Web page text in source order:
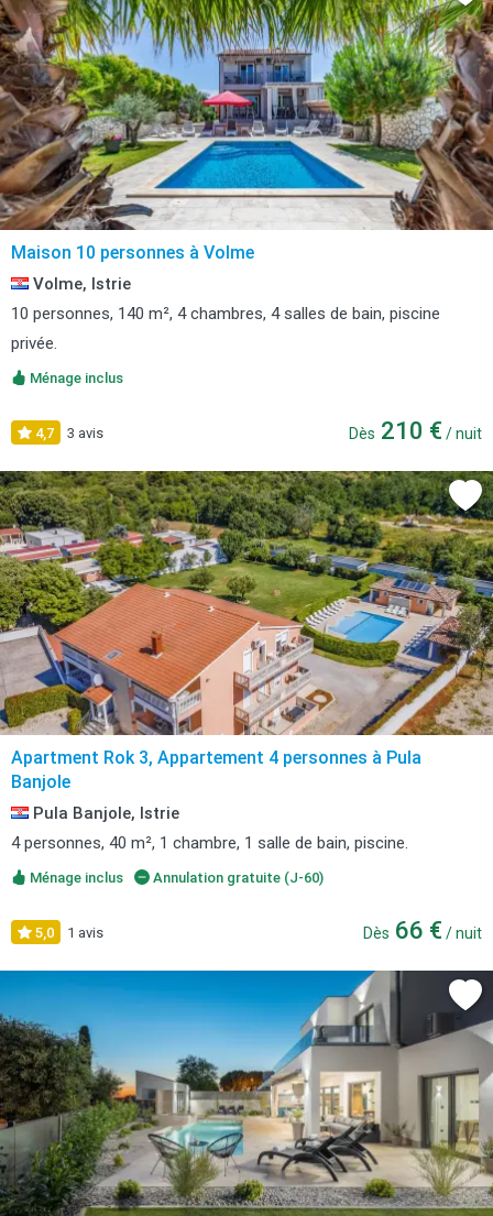
Maison 10 personnes à Volme
Volme, Istrie
10 personnes, 140 m², 4 chambres, 4 salles de bain, piscine
privée.
Ménage inclus
4,7 3 avis Dès 210 € / nuit
Apartment Rok 3, Appartement 4 personnes à Pula
Banjole
Pula Banjole, Istrie
4 personnes, 40 m², 1 chambre, 1 salle de bain, piscine.
Ménage inclus Annulation gratuite (J-60)
5,0 1 avis Dès 66 € / nuit